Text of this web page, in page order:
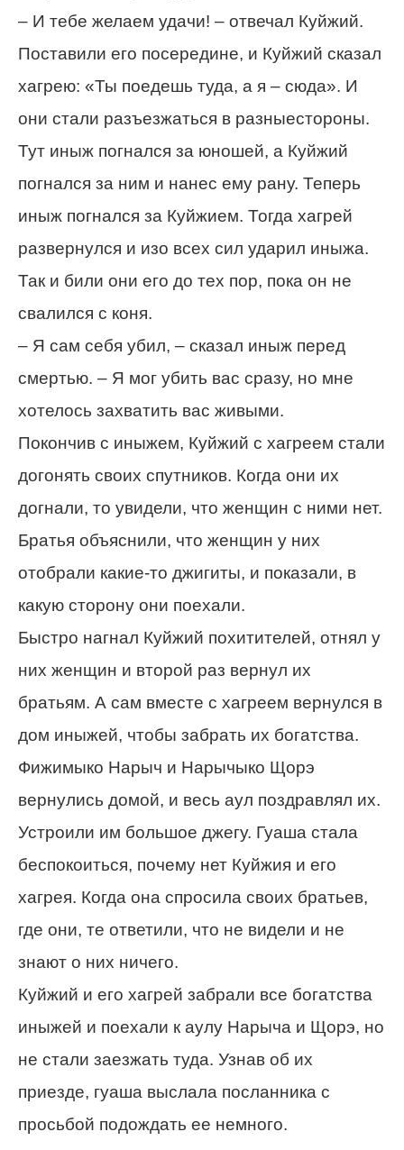
– И тебе желаем удачи! – отвечал Куйжий.
Поставили его посередине, и Куйжий сказал
хагрею: «Ты поедешь туда, а я – сюда». И
они стали разъезжаться в разныестороны.
Тут иныж погнался за юношей, а Куйжий
погнался за ним и нанес ему рану. Теперь
иныж погнался за Куйжием. Тогда хагрей
развернулся и изо всех сил ударил иныжа.
Так и били они его до тех пор, пока он не
свалился с коня.
– Я сам себя убил, – сказал иныж перед
смертью. – Я мог убить вас сразу, но мне
хотелось захватить вас живыми.
Покончив с иныжем, Куйжий с хагреем стали
догонять своих спутников. Когда они их
догнали, то увидели, что женщин с ними нет.
Братья объяснили, что женщин у них
отобрали какие-то джигиты, и показали, в
какую сторону они поехали.
Быстро нагнал Куйжий похитителей, отнял у
них женщин и второй раз вернул их
братьям. А сам вместе с хагреем вернулся в
дом иныжей, чтобы забрать их богатства.
Фижимыко Нарыч и Нарычыко Щорэ
вернулись домой, и весь аул поздравлял их.
Устроили им большое джегу. Гуаша стала
беспокоиться, почему нет Куйжия и его
хагрея. Когда она спросила своих братьев,
где они, те ответили, что не видели и не
знают о них ничего.
Куйжий и его хагрей забрали все богатства
иныжей и поехали к аулу Нарыча и Щорэ, но
не стали заезжать туда. Узнав об их
приезде, гуаша выслала посланника с
просьбой подождать ее немного.